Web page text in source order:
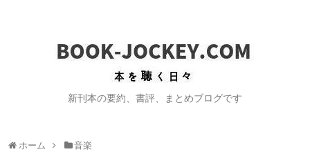
新刊本の要約、書評、まとめブログです
ホーム 音楽